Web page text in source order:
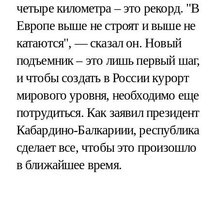
четыре километра – это рекорд. "В
Европе выше не строят и выше не
катаются", — сказал он. Новый
подъемник – это лишь первый шаг,
и чтобы создать в России курорт
мирового уровня, необходимо еще
потрудиться. Как заявил президент
Кабардино-Балкариии, республика
сделает все, чтобы это произошло
в ближайшее время.